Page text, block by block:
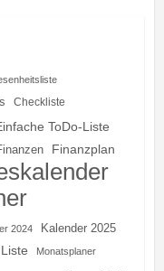
Checkliste
ToDo-Liste
Finanzplan
2024 Kalender 2025
Liste Monatsplaner